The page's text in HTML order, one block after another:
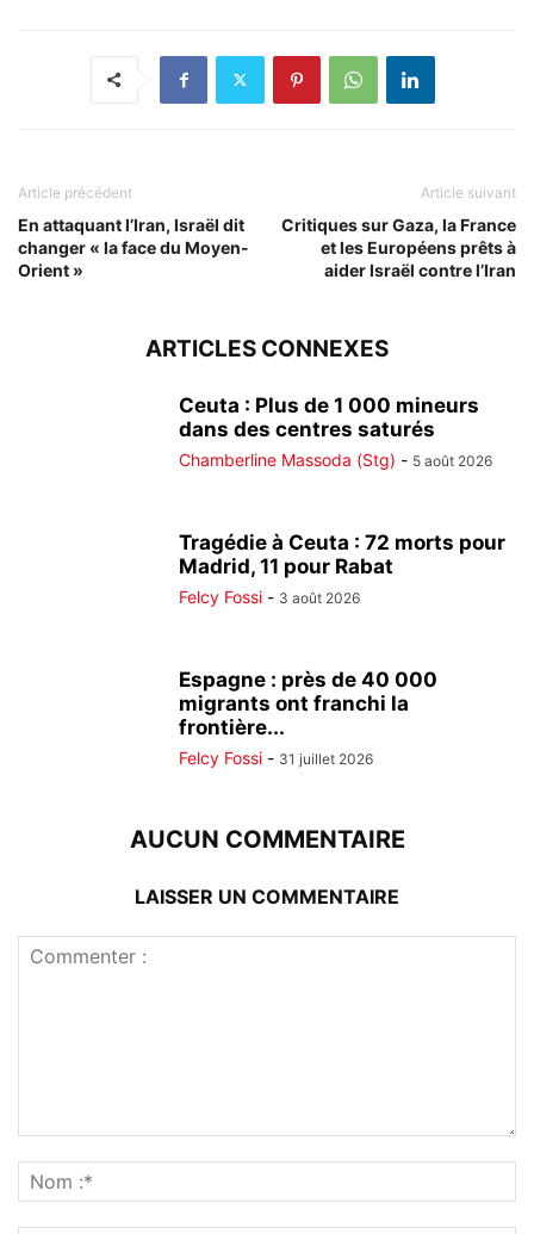
Article précédent
En attaquant l’Iran, Israël dit
changer « la face du Moyen-
Orient »
Article suivant
Critiques sur Gaza, la France
et les Européens prêts à
aider Israël contre l’Iran
ARTICLES CONNEXES
Ceuta : Plus de 1 000 mineurs
dans des centres saturés
Chamberline Massoda (Stg) - 5 août 2026
Tragédie à Ceuta : 72 morts pour
Madrid, 11 pour Rabat
Felcy Fossi - 3 août 2026
Espagne : près de 40 000
migrants ont franchi la
frontière...
Felcy Fossi - 31 juillet 2026
AUCUN COMMENTAIRE
LAISSER UN COMMENTAIRE